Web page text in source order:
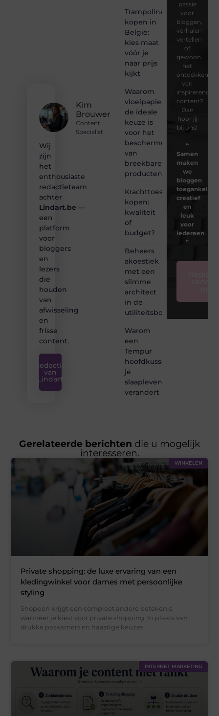
Kim
Brouwer
Content
Specialist
Wij
zijn
het
enthousiaste
redactieteam
achter
Lindart.be —
een
platform
voor
bloggers
en
lezers
die
houden
van
afwisseling
en
frisse
content.
Redactie
van
Lindart
Trampoline
kopen in
België:
kies maat
vóór je
naar prijs
kijkt
Waarom
vloeipapier
de ideale
keuze is
voor het
beschermen
van
breekbare
producten
Krachttoestel
kopen:
kwaliteit
of
budget?
Beheers
akoestiek
met een
slimme
architect
in de
utiliteitsbouw
Warom
een
Tempur
hoofdkussen
je
slaapleven
verandert
passie
voor
bloggen,
verhalen
vertellen
of
gewoon
het
ontdekken
van
inspirerende
content?
Dan
hoor jij
bij ons!
❝
Samen
maken
we
bloggen
toegankelijk,
creatief
en
leuk
voor
iedereen
❞
Gerelateerde berichten die u mogelijk
interesseren.
WINKELEN
Private shopping: de luxe ervaring van een
kledingwinkel voor dames met persoonlijke
styling
Shoppen krijgt een compleet andere betekenis
wanneer je kiest voor private shopping. In plaats van
drukke paskamers en haastige keuzes
INTERNET MARKETING